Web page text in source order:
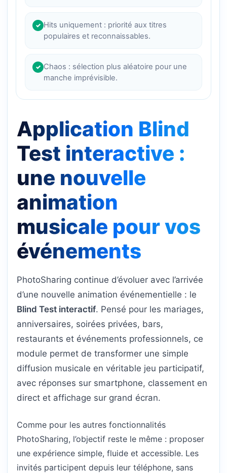
✓ Hits uniquement : priorité aux titres
populaires et reconnaissables.
✓ Chaos : sélection plus aléatoire pour une
manche imprévisible.
Application Blind
Test interactive :
une nouvelle
animation
musicale pour vos
événements
PhotoSharing continue d’évoluer avec l’arrivée
d’une nouvelle animation événementielle : le
Blind Test interactif. Pensé pour les mariages,
anniversaires, soirées privées, bars,
restaurants et événements professionnels, ce
module permet de transformer une simple
diffusion musicale en véritable jeu participatif,
avec réponses sur smartphone, classement en
direct et affichage sur grand écran.
Comme pour les autres fonctionnalités
PhotoSharing, l’objectif reste le même : proposer
une expérience simple, fluide et accessible. Les
invités participent depuis leur téléphone, sans